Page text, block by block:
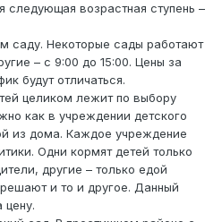
возрастная ступень –
саду. Некоторые сады работают
– с 9:00 до 15:00. Цены за
будут отличаться.
целиком лежит по выбору
как в учреждении детского
из дома. Каждое учреждение
Одни кормят детей только
другие – только едой
и то и другое. Данный
цену.